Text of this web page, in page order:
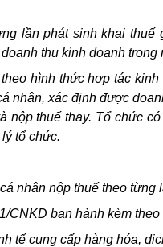
lần phát sinh khai thuế
thu kinh doanh
hình thức hợp tác
nhân, xác định được
nộp thuế thay. Tổ chức
tổ chức.
nhân nộp thuế theo từng
CNKD ban hành kèm theo
tế cung cấp hàng hóa,